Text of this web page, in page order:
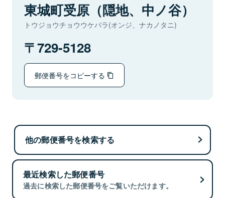
東城町受原（隠地、中ノ谷）
トウジョウチョウウケバラ(オンジ、ナカノタニ)
729-5128
郵便番号をコピーする
他の郵便番号を検索する
最近検索した郵便番号
過去に検索した郵便番号をご覧いただけます。